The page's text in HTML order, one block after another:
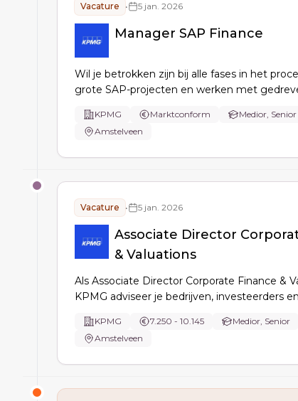
Vacature • 5 jan. 2026
Manager SAP Finance
Wil je betrokken zijn bij alle fases in het
grote SAP-projecten en werken met
KPMG Marktconform
Medior, Senior
Amstelveen
Vacature • 5 jan. 2026
Associate Director
& Valuations
Als Associate Director Corporate Finance &
KPMG adviseer je bedrijven, investeerders
waarderingen, transacties en
projecten en begeleidt junior collega's, terwijl
KPMG 7.250 - 10.145
Medior, Senior
Amstelveen